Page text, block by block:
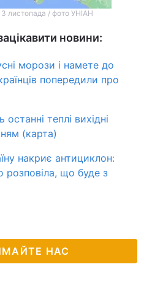
листопада / фото УНІАН
новини:
морози і намете до
попередили про
останні теплі вихідні
(карта)
накриє антициклон:
розповіла, що буде з
НАС